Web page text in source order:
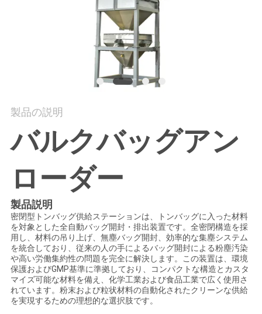
達
に
連
絡
し
な
さ
製品の説明
バルクバッグアン
ローダー
製品説明
密閉型トンバッグ供給ステーションは、トンバッグに入った材料
を対象とした全自動バッグ開封・排出装置です。全密閉構造を採
用し、材料の吊り上げ、無塵バッグ開封、効率的な集塵システム
を統合しており、従来の人の手によるバッグ開封による粉塵汚染
や高い労働集約性の問題を完全に解決します。この装置は、環境
保護およびGMP基準に準拠しており、コンパクトな構造とカスタ
マイズ可能な材料を備え、化学工業および食品工業で広く使用さ
れています。粉末および粒状材料の自動化されたクリーンな供給
を実現するための理想的な選択肢です。